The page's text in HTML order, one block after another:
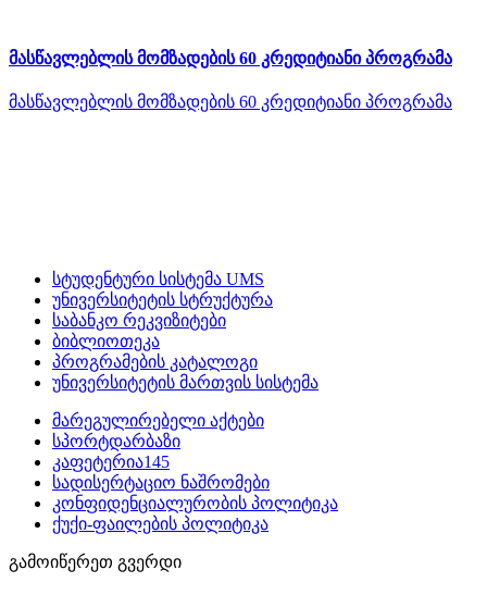
მასწავლებლის მომზადების 60 კრედიტიანი პროგრამა
მასწავლებლის მომზადების 60 კრედიტიანი პროგრამა
სტუდენტური სისტემა UMS
უნივერსიტეტის სტრუქტურა
საბანკო რეკვიზიტები
ბიბლიოთეკა
პროგრამების კატალოგი
უნივერსიტეტის მართვის სისტემა
მარეგულირებელი აქტები
სპორტდარბაზი
კაფეტერია145
სადისერტაციო ნაშრომები
კონფიდენციალურობის პოლიტიკა
ქუქი-ფაილების პოლიტიკა
გამოიწერეთ გვერდი